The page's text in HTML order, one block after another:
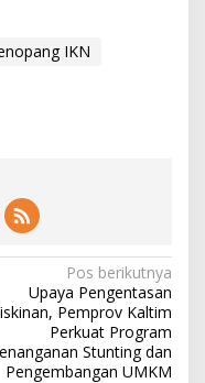
IKN
Pos berikutnya
Upaya Pengentasan
Pemprov Kaltim
Perkuat Program
Stunting dan
Pengembangan UMKM